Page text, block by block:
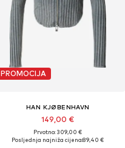
PROMOCIJA
HAN KJØBENHAVN
149,00 €
Prvotno: 309,00 €
Posljednja najniža cijena:89,40 €